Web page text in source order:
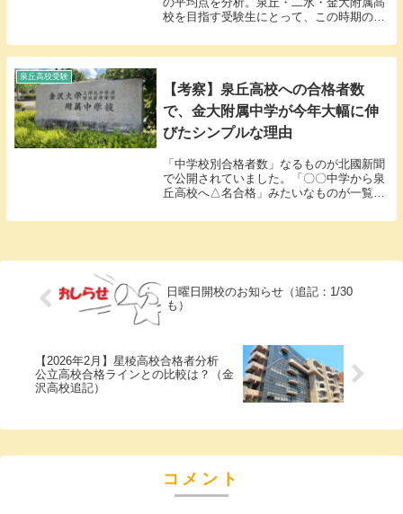
校を目指す受験生にとって、この時期の得
ます。
泉丘高校受験
【考察】泉丘高校への合格者数
で、金大附属中学が今年大幅に伸
びたシンプルな理由
「中学校別合格者数」なるものが北國新聞
で公開されていました。「〇〇中学から泉
丘高校へ△名合格」みたいなものが一覧に
学から泉丘高校への合格が合格者数22人で
日曜日開校のお知らせ（追記：1/30
も）
【2026年2月】星稜高校合格者分析
公立高校合格ラインとの比較は？（金
沢高校追記）
コメント